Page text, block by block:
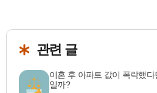
관련 글
이혼 후 아파트 값이 폭락했
일까?